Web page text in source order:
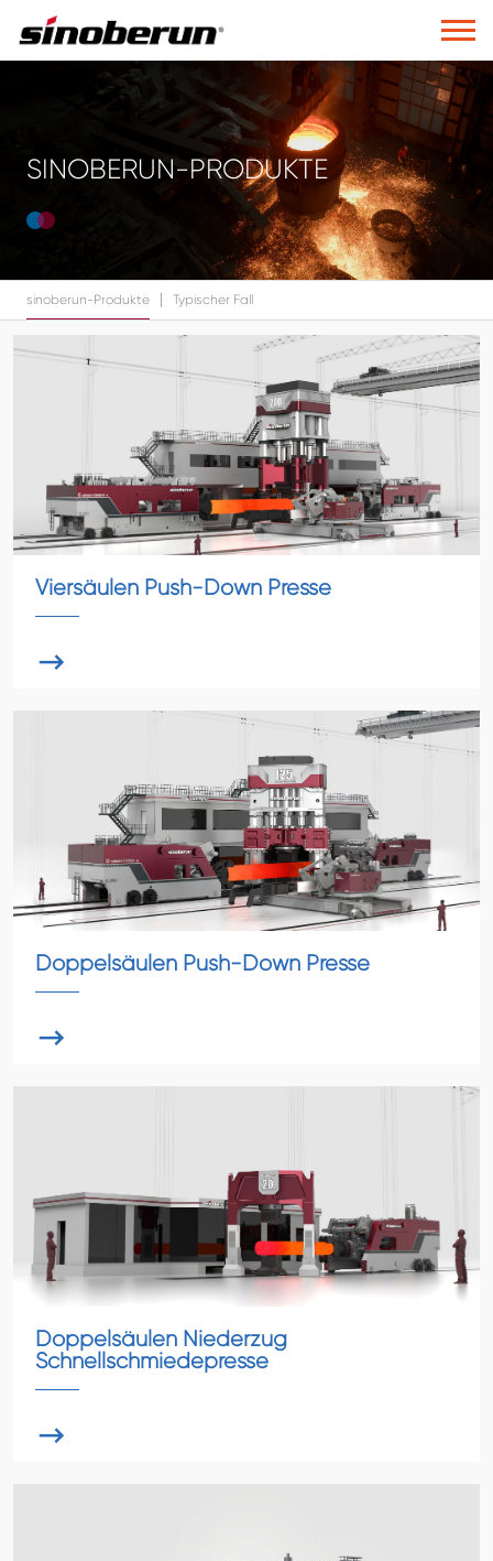
SINOBERUN-PRODUKTE
sinoberun-Produkte | Typischer Fall
Viersäulen Push-Down Presse

Doppelsäulen Push-Down Presse

Doppelsäulen Niederzug
Schnellschmiedepresse
